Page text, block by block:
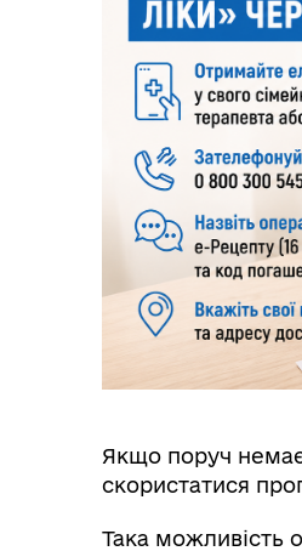
допомога
Якщо поруч
скористатися
Така можливість